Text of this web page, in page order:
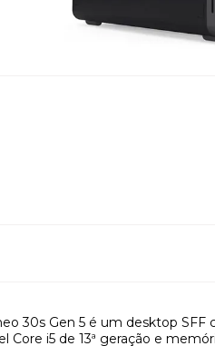
30s Gen 5 é um desktop
Core i5 de 13ª geração e